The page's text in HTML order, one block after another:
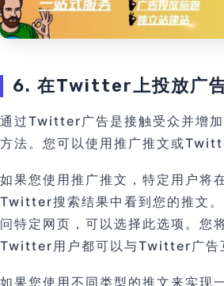
6. 在Twitter上投放广
通过Twitter广告是接触受众并增
方法。您可以使用推广推文或
如果您使用推广推文，特定用户
Twitter搜索结果中看到您的推文
问特定网页，可以选择此选项。您
Twitter用户都可以与Twitter广告
如果您使用不同类型的推文来实现